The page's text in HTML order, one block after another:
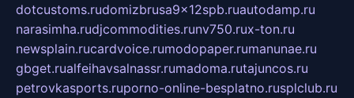
dotcustoms.rudomizbrusa9x12spb.ruautodamp.ru
narasimha.rudjcommodities.runv750.rux-ton.ru
newsplain.rucardvoice.rumodopaper.rumanunae.ru
gbget.rualfeihavsalnassr.rumadoma.rutajuncos.ru
petrovkasports.ruporno-online-besplatno.rusplclub.ru